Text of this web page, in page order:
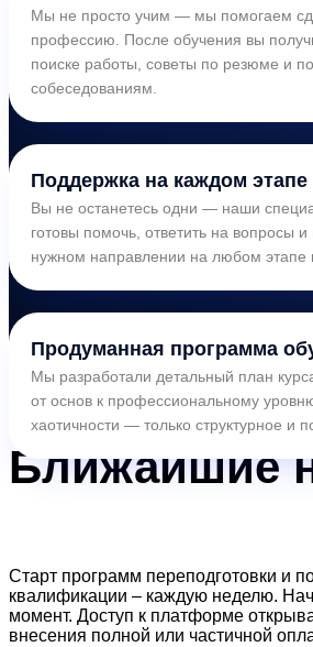
Мы не просто учим — мы помогаем
профессию. После обучения вы
поиске работы, советы по резюме и
собеседованиям.
Поддержка на каждом этапе
Вы не останетесь одни — наши
готовы помочь, ответить на вопросы и
нужном направлении на любом этапе
Продуманная программа
Мы разработали детальный план
от основ к профессиональному
хаотичности — только структурное и
Ближайшие
Старт программ переподготовки и
квалификации – каждую неделю.
момент. Доступ к платформе
внесения полной или частичной